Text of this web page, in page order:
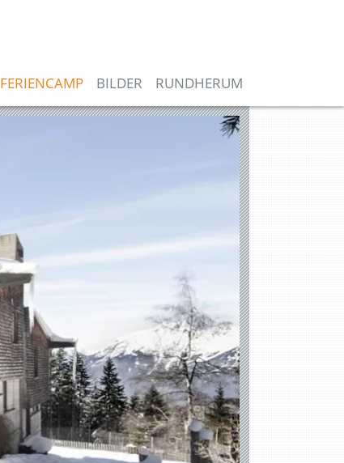
FERIENCAMP BILDER RUNDHERUM